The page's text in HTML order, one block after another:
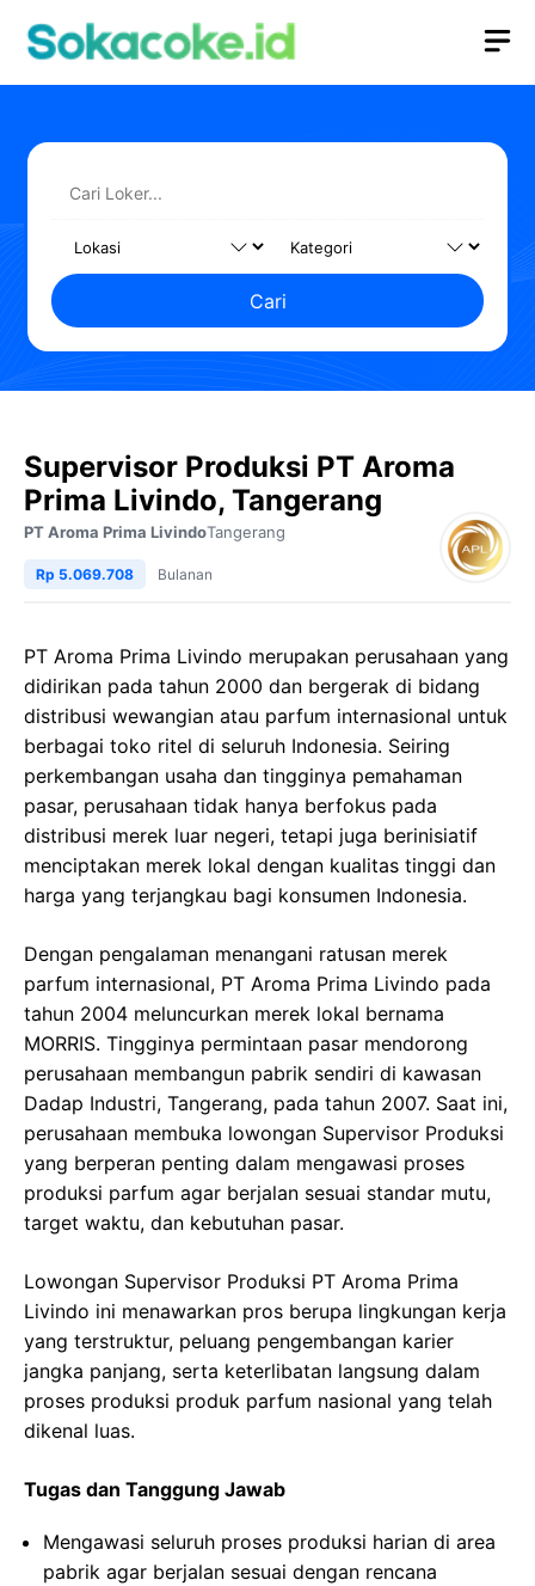
Cari
Supervisor Produksi PT Aroma
Prima Livindo, Tangerang
PT Aroma Prima LivindoTangerang
Rp 5.069.708 Bulanan
PT Aroma Prima Livindo merupakan perusahaan yang
didirikan pada tahun 2000 dan bergerak di bidang
distribusi wewangian atau parfum internasional untuk
berbagai toko ritel di seluruh Indonesia. Seiring
perkembangan usaha dan tingginya pemahaman
pasar, perusahaan tidak hanya berfokus pada
distribusi merek luar negeri, tetapi juga berinisiatif
menciptakan merek lokal dengan kualitas tinggi dan
harga yang terjangkau bagi konsumen Indonesia.
Dengan pengalaman menangani ratusan merek
parfum internasional, PT Aroma Prima Livindo pada
tahun 2004 meluncurkan merek lokal bernama
MORRIS. Tingginya permintaan pasar mendorong
perusahaan membangun pabrik sendiri di kawasan
Dadap Industri, Tangerang, pada tahun 2007. Saat ini,
perusahaan membuka lowongan Supervisor Produksi
yang berperan penting dalam mengawasi proses
produksi parfum agar berjalan sesuai standar mutu,
target waktu, dan kebutuhan pasar.
Lowongan Supervisor Produksi PT Aroma Prima
Livindo ini menawarkan pros berupa lingkungan kerja
yang terstruktur, peluang pengembangan karier
jangka panjang, serta keterlibatan langsung dalam
proses produksi produk parfum nasional yang telah
dikenal luas.
Tugas dan Tanggung Jawab
Mengawasi seluruh proses produksi harian di area
pabrik agar berjalan sesuai dengan rencana